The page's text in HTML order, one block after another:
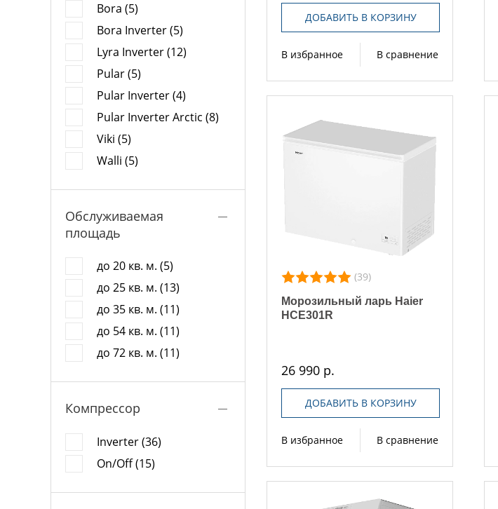
Bora (5)
Bora Inverter (5)
Lyra Inverter (12)
Pular (5)
Pular Inverter (4)
Pular Inverter Arctic (8)
Viki (5)
Walli (5)
Обслуживаемая
площадь
до 20 кв. м. (5)
до 25 кв. м. (13)
до 35 кв. м. (11)
до 54 кв. м. (11)
до 72 кв. м. (11)
Компрессор
Inverter (36)
On/Off (15)
ДОБАВИТЬ В КОРЗИНУ
В избранное В сравнение
(39)
Морозильный ларь Haier
HCE301R
26 990 р.
ДОБАВИТЬ В КОРЗИНУ
В избранное В сравнение